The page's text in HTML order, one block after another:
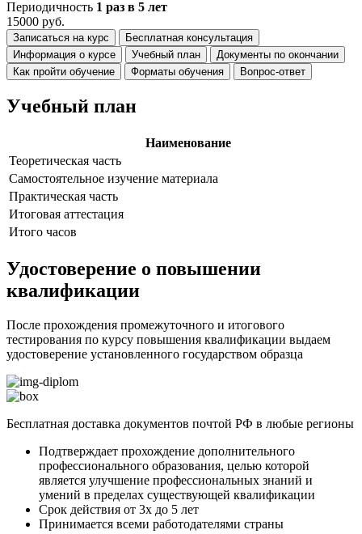
Периодичность 1 раз в 5 лет
15000 руб.
Записаться на курс
Бесплатная консультация
Информация о курсе
Учебный план
Документы по окончании
Как пройти обучение
Форматы обучения Вопрос-ответ
Учебный план
Наименование
Теоретическая часть
Самостоятельное изучение материала
Практическая часть
Итоговая аттестация
Итого часов
Удостоверение о повышении
квалификации
После прохождения промежуточного и итогового
тестирования по курсу повышения квалификации выдаем
удостоверение установленного государством образца
Бесплатная доставка документов почтой РФ в любые регионы
Подтверждает прохождение дополнительного
профессионального образования, целью которой
является улучшение профессиональных знаний и
умений в пределах существующей квалификации
Срок действия от 3х до 5 лет
Принимается всеми работодателями страны